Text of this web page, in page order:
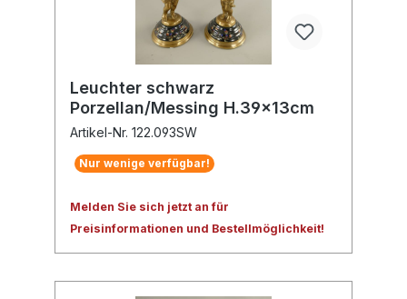
Leuchter schwarz
Porzellan/Messing H.39x13cm
Artikel-Nr. 122.093SW
Nur wenige verfügbar!
Melden Sie sich jetzt an für
Preisinformationen und Bestellmöglichkeit!